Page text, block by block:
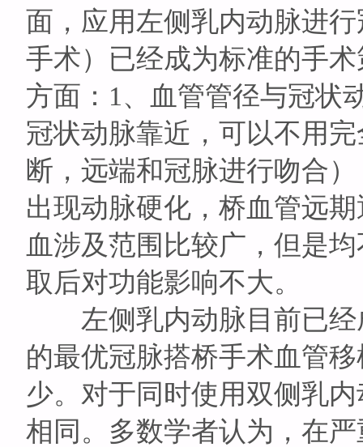
面，应用左侧乳内动脉进
手术）已经成为标准的手
方面：1、血管管径与冠状
冠状动脉靠近，可以不用
断，远端和冠脉进行吻合
出现动脉硬化，桥血管远
血涉及范围比较广，但是
取后对功能影响不大。
左侧乳内动脉目前已经
的最优冠脉搭桥手术血管
少。对于同时使用双侧乳
相同。多数学者认为，在